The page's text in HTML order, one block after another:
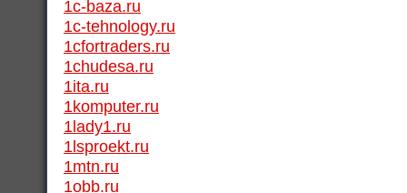
1c-baza.ru
1c-tehnology.ru
1cfortraders.ru
1chudesa.ru
1ita.ru
1komputer.ru
1lady1.ru
1lsproekt.ru
1mtn.ru
1obb.ru